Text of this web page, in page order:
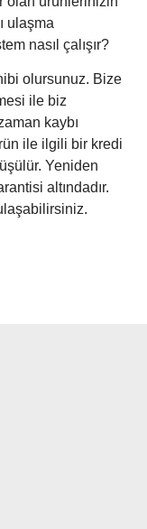
ulaşma
nasıl çalışır?
olursunuz. Bize
ile biz
kaybı
ile ilgili bir kredi
Yeniden
altındadır.